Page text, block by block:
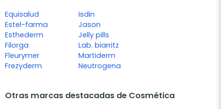
Equisalud
Estel-farma
Esthederm
Filorga
Fleurymer
Frezyderm
Isdin
Jason
Jelly pills
Lab. biarritz
Martiderm
Neutrogena
Otras marcas destacadas de Cosmética